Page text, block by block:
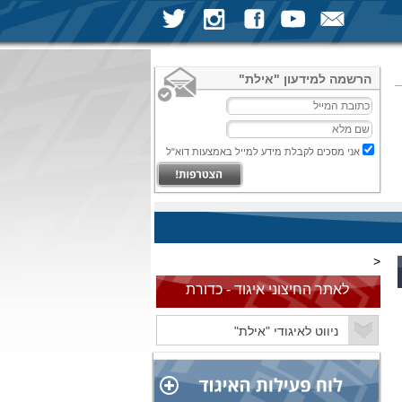
הרשמה למידעון "אילת"
אני מסכים לקבלת מידע למייל באמצעות דוא"ל
<
לאתר החיצוני איגוד - כדורת